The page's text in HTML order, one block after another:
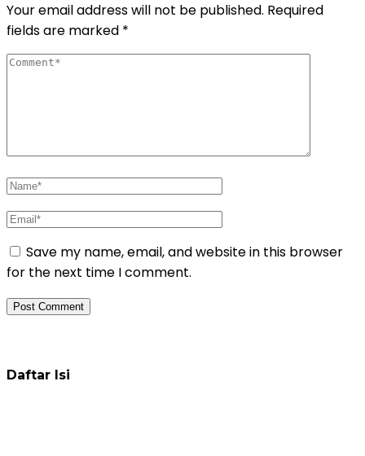
Your email address will not be published. Required
fields are marked *
Save my name, email, and website in this browser
for the next time I comment.
Daftar Isi